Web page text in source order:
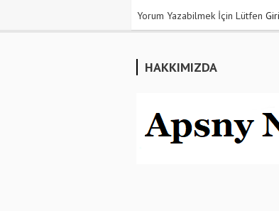
Yorum Yazabilmek İçin Lütfen
HAKKIMIZDA